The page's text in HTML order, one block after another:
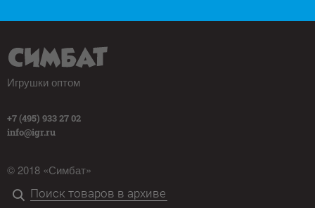
Игрушки оптом
+7 (495) 933 27 02
info@igr.ru
© 2018 «Симбат»